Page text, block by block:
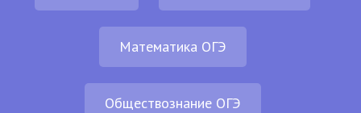
Математика ОГЭ
Обществознание ОГЭ